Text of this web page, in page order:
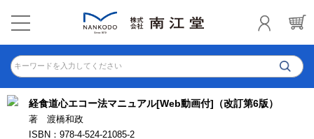
キーワードを入力してください
経食道心エコー法マニュアル[Web動画付]（改訂第6版）
著 渡橋和政
ISBN：978-4-524-21085-2